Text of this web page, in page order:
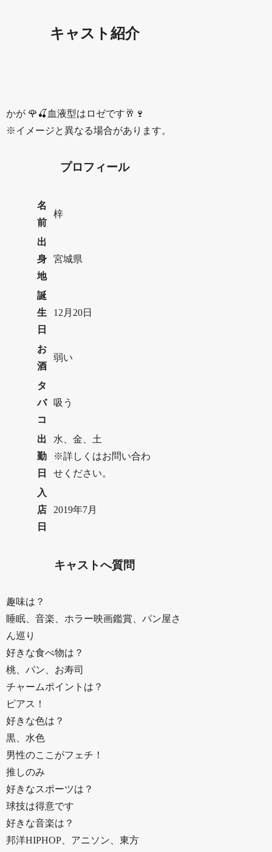
キャスト紹介
かが 🌹🍒血液型はロゼです🥂🍷
※イメージと異なる場合があります。
プロフィール
名
前
梓
出
身
地
宮城県
誕
生
日
12月20日
お
酒
弱い
タ
バ
コ
吸う
出
勤
日
水、金、土
※詳しくはお問い合わ
せください。
入
店
日
2019年7月
キャストへ質問
趣味は？
睡眠、音楽、ホラー映画鑑賞、パン屋さ
ん巡り
好きな食べ物は？
桃、パン、お寿司
チャームポイントは？
ピアス！
好きな色は？
黒、水色
男性のここがフェチ！
推しのみ
好きなスポーツは？
球技は得意です
好きな音楽は？
邦洋HIPHOP、アニソン、東方